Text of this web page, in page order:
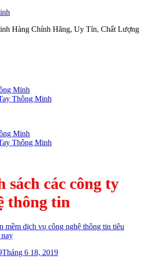
Hàng Chính Hãng, Uy Tín, Chất Lượng
Minh
Thông Minh
Minh
Thông Minh
sách các công ty
thông tin
Tháng 6 18, 2019